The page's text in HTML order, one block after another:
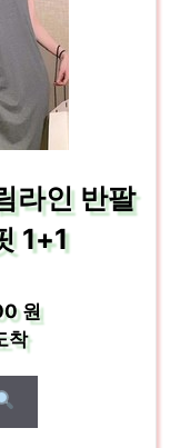
라인 반팔
1+1
원
착